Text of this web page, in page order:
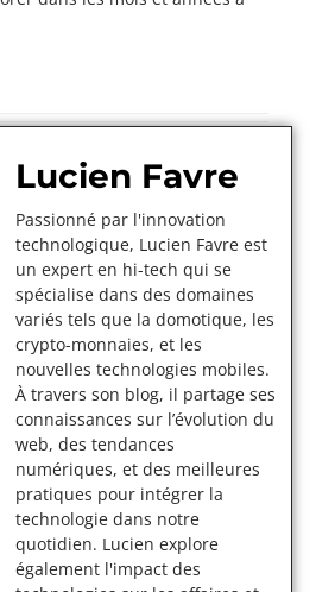
Lucien Favre
Passionné par l'innovation
technologique, Lucien Favre est
un expert en hi-tech qui se
spécialise dans des domaines
variés tels que la domotique, les
crypto-monnaies, et les
nouvelles technologies mobiles.
À travers son blog, il partage ses
connaissances sur l’évolution du
web, des tendances
numériques, et des meilleures
pratiques pour intégrer la
technologie dans notre
quotidien. Lucien explore
également l'impact des